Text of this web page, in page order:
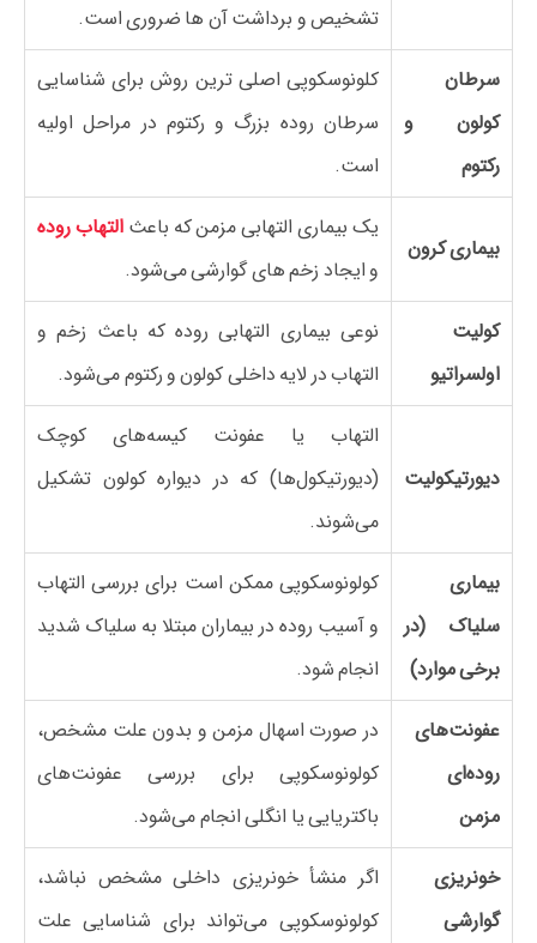
تشخیص و برداشت آن‌ ها ضروری است.
سرطان
کولون و
رکتوم
کلونوسکوپی اصلی‌ ترین روش برای شناسایی
سرطان روده بزرگ و رکتوم در مراحل اولیه
است.
بیماری کرون
یک بیماری التهابی مزمن که باعثالتهاب روده
و ایجاد زخم‌ های گوارشی می‌شود.
کولیت
اولسراتیو
نوعی بیماری التهابی روده که باعث زخم و
التهاب در لایه داخلی کولون و رکتوم می‌شود.
دیورتیکولیت
التهاب یا عفونت کیسه‌های کوچک
(دیورتیکول‌ها) که در دیواره کولون تشکیل
می‌شوند.
بیماری
سلیاک (در
برخی موارد)
کولونوسکوپی ممکن است برای بررسی التهاب
و آسیب روده در بیماران مبتلا به سلیاک شدید
انجام شود.
عفونت‌های
روده‌ای
مزمن
در صورت اسهال مزمن و بدون علت مشخص،
کولونوسکوپی برای بررسی عفونت‌های
باکتریایی یا انگلی انجام می‌شود.
خونریزی
گوارشی
اگر منشأ خونریزی داخلی مشخص نباشد،
کولونوسکوپی می‌تواند برای شناسایی علت